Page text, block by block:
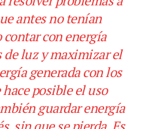
antes no tenían
con energía
de luz y maximizar el
generada con los
hace posible el uso
guardar energía
sin que se pierda. Es